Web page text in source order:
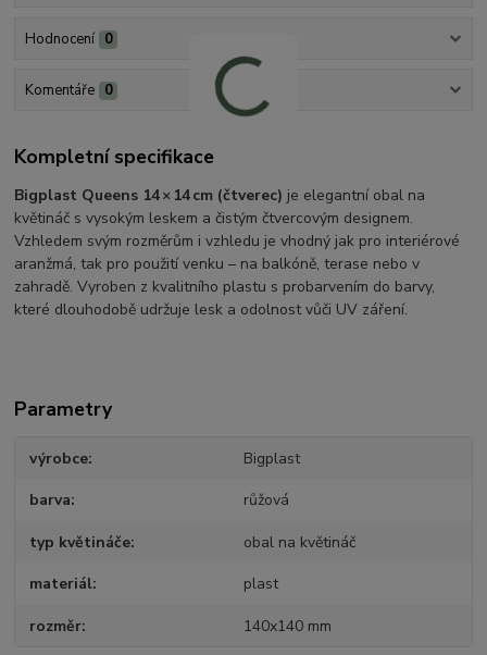
Hodnocení 0
Komentáře 0
Kompletní specifikace
Bigplast Queens 14 × 14 cm (čtverec) je elegantní obal na
květináč s vysokým leskem a čistým čtvercovým designem.
Vzhledem svým rozměrům i vzhledu je vhodný jak pro interiérové
aranžmá, tak pro použití venku – na balkóně, terase nebo v
zahradě. Vyroben z kvalitního plastu s probarvením do barvy,
které dlouhodobě udržuje lesk a odolnost vůči UV záření.
Parametry
výrobce Bigplast
barva růžová
typ květináče obal na květináč
materiál plast
rozměr 140x140 mm